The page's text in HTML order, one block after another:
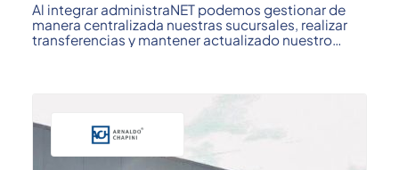
Al integrar administraNET podemos gestionar de
manera centralizada nuestras sucursales, realizar
transferencias y mantener actualizado nuestro